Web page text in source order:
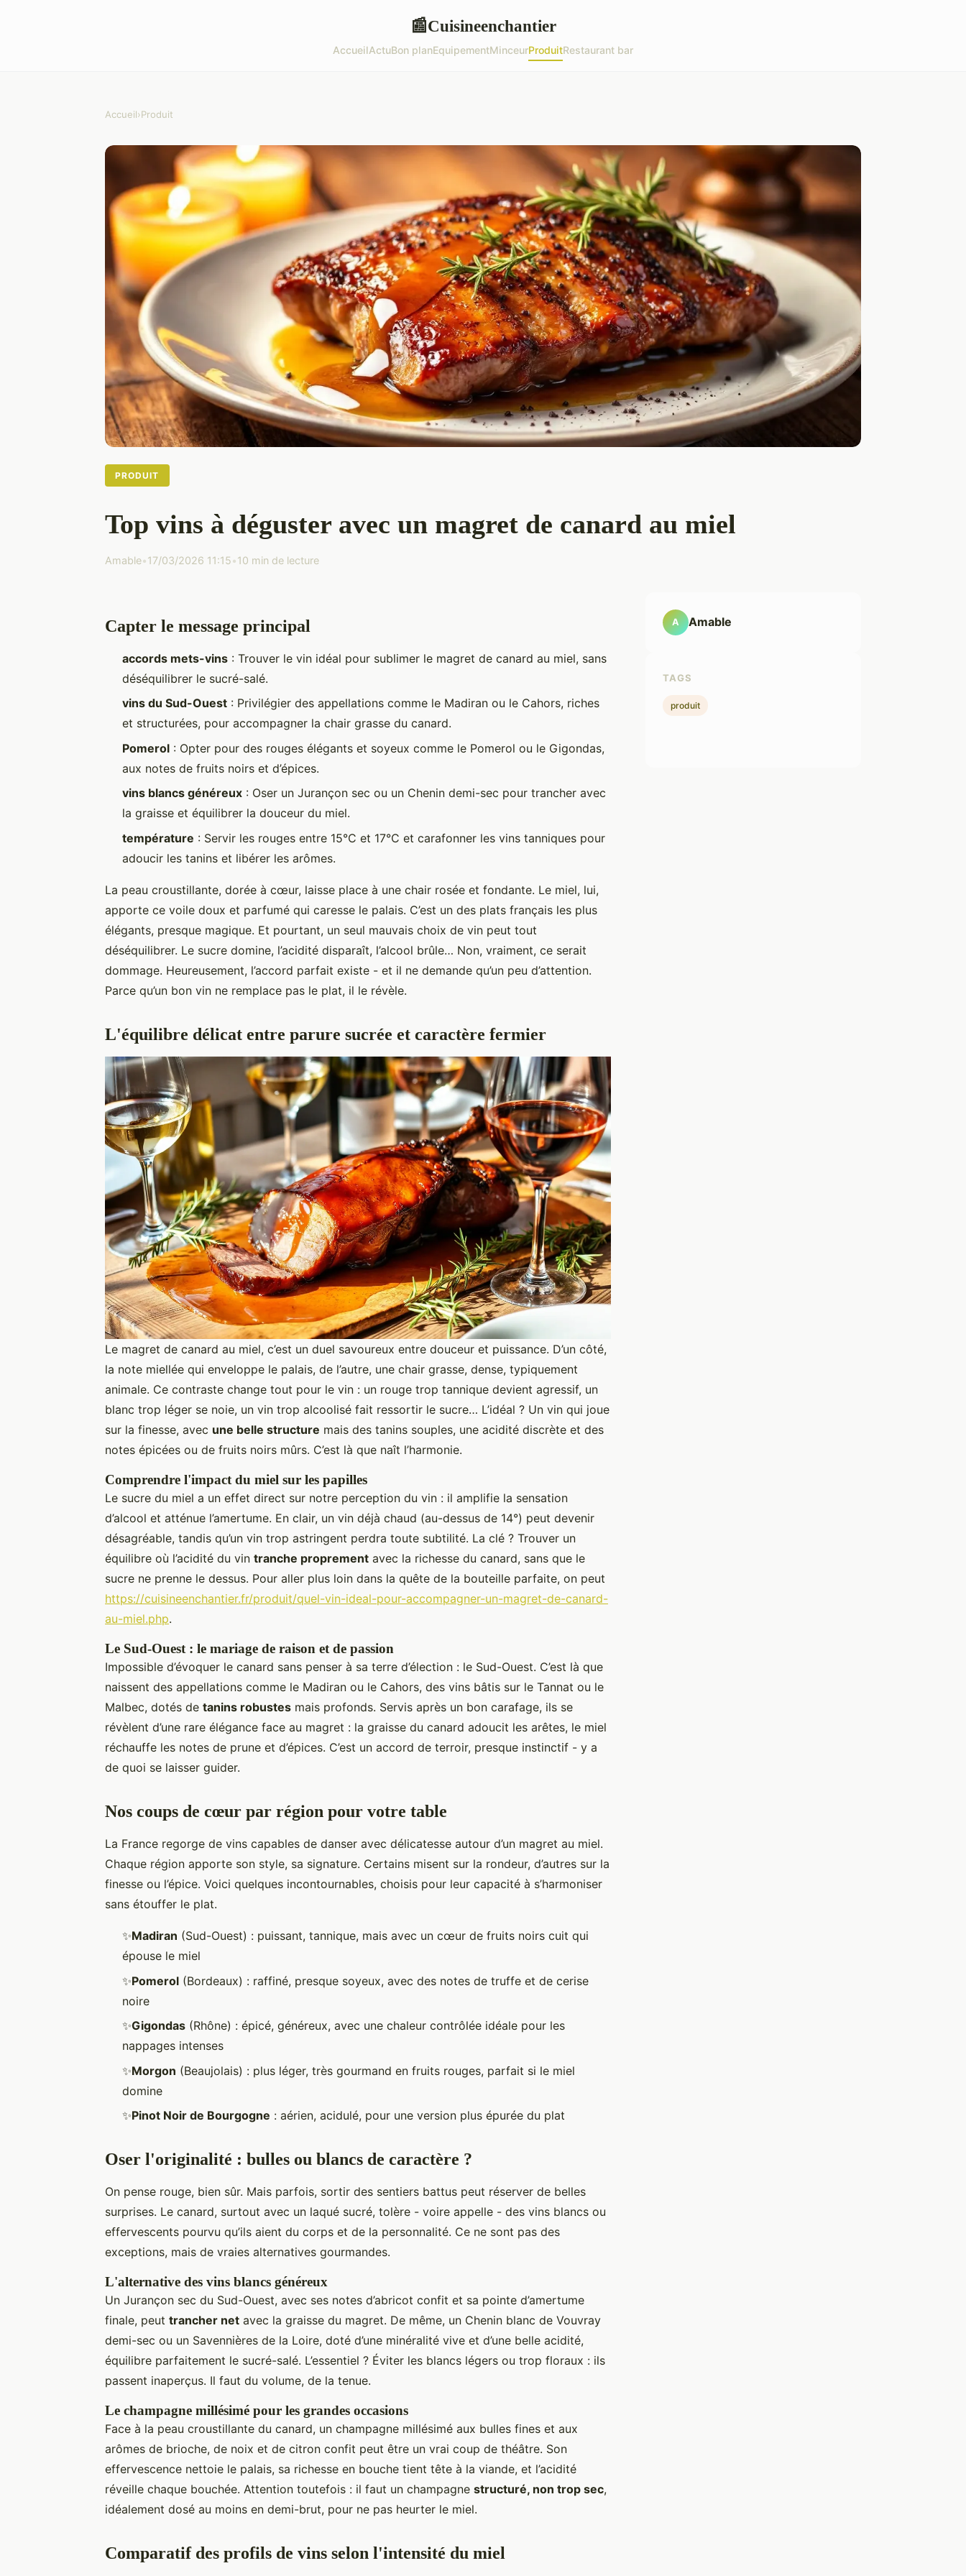
📰Cuisineenchantier
AccueilActuBon planEquipementMinceurProduitRestaurant bar
Accueil›Produit
PRODUIT
Top vins à déguster avec un magret de canard au miel
Amable•17/03/2026 11:15•10 min de lecture
Capter le message principal
accords mets-vins : Trouver le vin idéal pour sublimer le magret de canard au miel, sans
déséquilibrer le sucré-salé.
vins du Sud-Ouest : Privilégier des appellations comme le Madiran ou le Cahors, riches
et structurées, pour accompagner la chair grasse du canard.
Pomerol : Opter pour des rouges élégants et soyeux comme le Pomerol ou le Gigondas,
aux notes de fruits noirs et d’épices.
vins blancs généreux : Oser un Jurançon sec ou un Chenin demi-sec pour trancher avec
la graisse et équilibrer la douceur du miel.
température : Servir les rouges entre 15°C et 17°C et carafonner les vins tanniques pour
adoucir les tanins et libérer les arômes.
La peau croustillante, dorée à cœur, laisse place à une chair rosée et fondante. Le miel, lui,
apporte ce voile doux et parfumé qui caresse le palais. C’est un des plats français les plus
élégants, presque magique. Et pourtant, un seul mauvais choix de vin peut tout
déséquilibrer. Le sucre domine, l’acidité disparaît, l’alcool brûle… Non, vraiment, ce serait
dommage. Heureusement, l’accord parfait existe - et il ne demande qu’un peu d’attention.
Parce qu’un bon vin ne remplace pas le plat, il le révèle.
L'équilibre délicat entre parure sucrée et caractère fermier
Le magret de canard au miel, c’est un duel savoureux entre douceur et puissance. D’un côté,
la note miellée qui enveloppe le palais, de l’autre, une chair grasse, dense, typiquement
animale. Ce contraste change tout pour le vin : un rouge trop tannique devient agressif, un
blanc trop léger se noie, un vin trop alcoolisé fait ressortir le sucre… L’idéal ? Un vin qui joue
sur la finesse, avec une belle structure mais des tanins souples, une acidité discrète et des
notes épicées ou de fruits noirs mûrs. C’est là que naît l’harmonie.
Comprendre l'impact du miel sur les papilles
Le sucre du miel a un effet direct sur notre perception du vin : il amplifie la sensation
d’alcool et atténue l’amertume. En clair, un vin déjà chaud (au-dessus de 14°) peut devenir
désagréable, tandis qu’un vin trop astringent perdra toute subtilité. La clé ? Trouver un
équilibre où l’acidité du vin tranche proprement avec la richesse du canard, sans que le
sucre ne prenne le dessus. Pour aller plus loin dans la quête de la bouteille parfaite, on peut
https://cuisineenchantier.fr/produit/quel-vin-ideal-pour-accompagner-un-magret-de-canard-
au-miel.php.
Le Sud-Ouest : le mariage de raison et de passion
Impossible d’évoquer le canard sans penser à sa terre d’élection : le Sud-Ouest. C’est là que
naissent des appellations comme le Madiran ou le Cahors, des vins bâtis sur le Tannat ou le
Malbec, dotés de tanins robustes mais profonds. Servis après un bon carafage, ils se
révèlent d’une rare élégance face au magret : la graisse du canard adoucit les arêtes, le miel
réchauffe les notes de prune et d’épices. C’est un accord de terroir, presque instinctif - y a
de quoi se laisser guider.
Nos coups de cœur par région pour votre table
La France regorge de vins capables de danser avec délicatesse autour d’un magret au miel.
Chaque région apporte son style, sa signature. Certains misent sur la rondeur, d’autres sur la
finesse ou l’épice. Voici quelques incontournables, choisis pour leur capacité à s’harmoniser
sans étouffer le plat.
✨Madiran (Sud-Ouest) : puissant, tannique, mais avec un cœur de fruits noirs cuit qui
épouse le miel
✨Pomerol (Bordeaux) : raffiné, presque soyeux, avec des notes de truffe et de cerise
noire
✨Gigondas (Rhône) : épicé, généreux, avec une chaleur contrôlée idéale pour les
nappages intenses
✨Morgon (Beaujolais) : plus léger, très gourmand en fruits rouges, parfait si le miel
domine
✨Pinot Noir de Bourgogne : aérien, acidulé, pour une version plus épurée du plat
Oser l'originalité : bulles ou blancs de caractère ?
On pense rouge, bien sûr. Mais parfois, sortir des sentiers battus peut réserver de belles
surprises. Le canard, surtout avec un laqué sucré, tolère - voire appelle - des vins blancs ou
effervescents pourvu qu’ils aient du corps et de la personnalité. Ce ne sont pas des
exceptions, mais de vraies alternatives gourmandes.
L'alternative des vins blancs généreux
Un Jurançon sec du Sud-Ouest, avec ses notes d’abricot confit et sa pointe d’amertume
finale, peut trancher net avec la graisse du magret. De même, un Chenin blanc de Vouvray
demi-sec ou un Savennières de la Loire, doté d’une minéralité vive et d’une belle acidité,
équilibre parfaitement le sucré-salé. L’essentiel ? Éviter les blancs légers ou trop floraux : ils
passent inaperçus. Il faut du volume, de la tenue.
Le champagne millésimé pour les grandes occasions
Face à la peau croustillante du canard, un champagne millésimé aux bulles fines et aux
arômes de brioche, de noix et de citron confit peut être un vrai coup de théâtre. Son
effervescence nettoie le palais, sa richesse en bouche tient tête à la viande, et l’acidité
réveille chaque bouchée. Attention toutefois : il faut un champagne structuré, non trop sec,
idéalement dosé au moins en demi-brut, pour ne pas heurter le miel.
Comparatif des profils de vins selon l'intensité du miel
A Amable
TAGS
produit